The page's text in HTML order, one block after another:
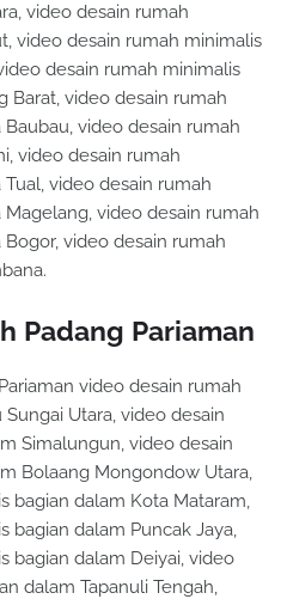
video desain rumah
video desain rumah minimalis
desain rumah minimalis
Barat, video desain rumah
video desain rumah
video desain rumah
video desain rumah
video desain rumah
video desain rumah
Padang Pariaman
video desain rumah
Utara, video desain
Simalungun, video desain
Bolaang Mongondow Utara,
bagian dalam Kota Mataram,
bagian dalam Puncak Jaya,
bagian dalam Deiyai, video
dalam Tapanuli Tengah,